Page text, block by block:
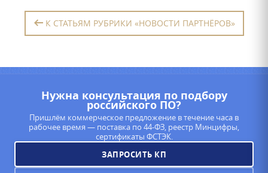
К СТАТЬЯМ РУБРИКИ «НОВОСТИ ПАРТНЁРОВ»
Нужна консультация по подбору
российского ПО?
Пришлём коммерческое предложение в течение часа в
рабочее время — поставка по 44-ФЗ, реестр Минцифры,
сертификаты ФСТЭК.
ЗАПРОСИТЬ КП